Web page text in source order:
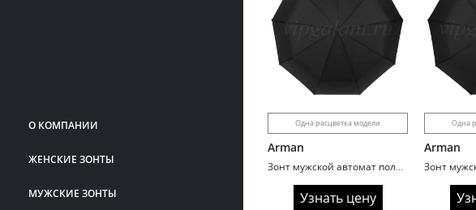
О КОМПАНИИ
ЖЕНСКИЕ ЗОНТЫ
МУЖСКИЕ ЗОНТЫ
Одна расцветка модели
Arman
Зонт мужской автомат полный Arman 548 ручка полукрюк
Узнать цену
Одна
Arman